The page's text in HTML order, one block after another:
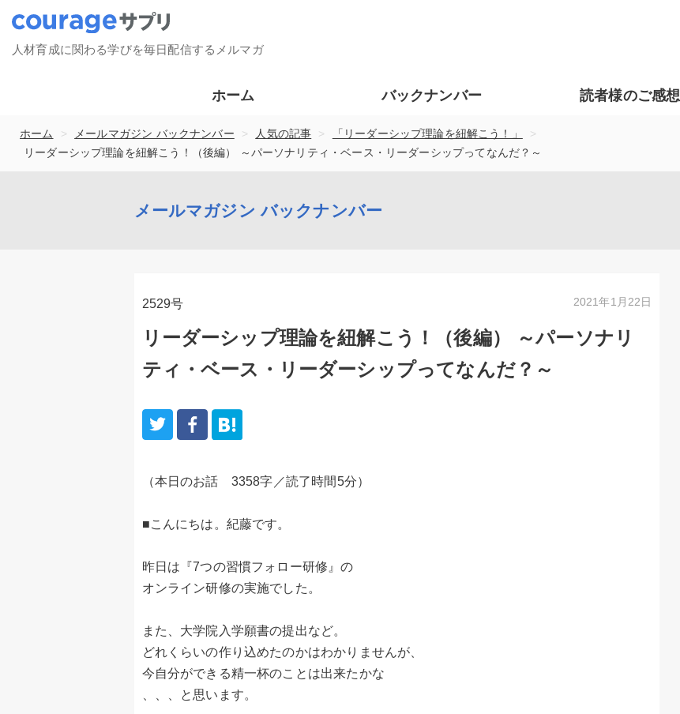
人材育成に関わる学びを毎日配信するメルマガ
ホーム バックナンバー 読者様のご感想
ホーム > メールマガジン バックナンバー > 人気の記事 > 「リーダーシップ理論を紐解こう！」
>
リーダーシップ理論を紐解こう！（後編） ～パーソナリティ・ベース・リーダーシップってなんだ？～
メールマガジン バックナンバー
2529号 2021年1月22日
リーダーシップ理論を紐解こう！（後編） ～パーソナリ
ティ・ベース・リーダーシップってなんだ？～
（本日のお話 3358字／読了時間5分）
■こんにちは。紀藤です。
昨日は『7つの習慣フォロー研修』の
オンライン研修の実施でした。
また、大学院入学願書の提出など。
どれくらいの作り込めたのかはわかりませんが、
今自分ができる精一杯のことは出来たかな
、、、と思います。